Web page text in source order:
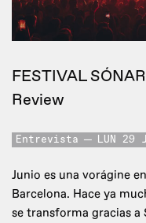
FESTIVAL
Review
Entrevista LUN 29
Junio es una vorágine
Barcelona. Hace ya
se transforma gracias a